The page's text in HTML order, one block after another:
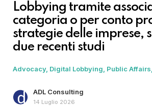
Lobbying tramite
categoria o per conto
strategie delle imprese,
due recenti studi
Advocacy Digital Lobbying Public Affairs
ADL Consulting
14 Luglio 2026